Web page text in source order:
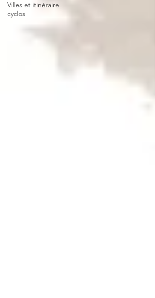
Villes et itinéraire
cyclos